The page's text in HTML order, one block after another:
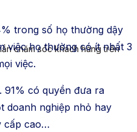
chăm sóc khách hàng trên
trong số họ thường dậy
việc họ thường có ít nhất 3
việc.
91% có quyền đưa ra
doanh nghiệp nhỏ hay
cấp cao…